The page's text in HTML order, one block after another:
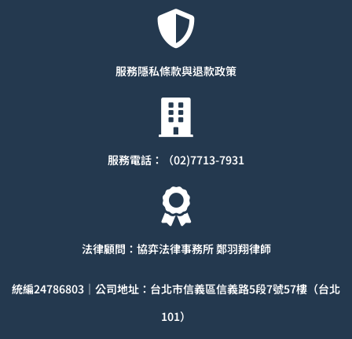
服務隱私條款與退款政策
服務電話：（02)7713-7931
法律顧問：協弈法律事務所 鄭羽翔律師
統編24786803 ｜公司地址：台北市信義區信義路5段7號57樓（台北
101）